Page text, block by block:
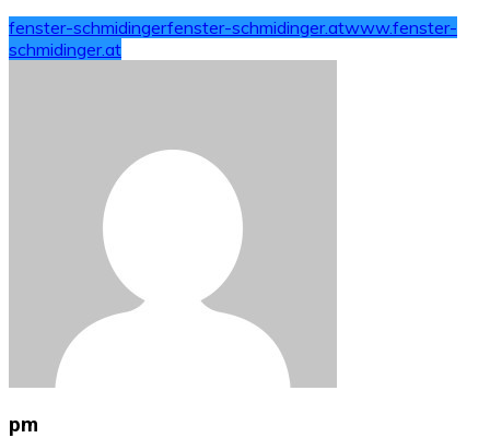
fenster-schmidingerfenster-schmidinger.atwww.fenster-
schmidinger.at
pm